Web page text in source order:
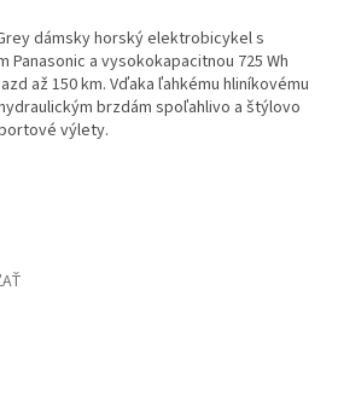
O
dámsky horský elektrobicykel s
Panasonic a vysokokapacitnou 725 Wh
až 150 km. Vďaka ľahkému hliníkovému
brzdám spoľahlivo a štýlovo
výlety.